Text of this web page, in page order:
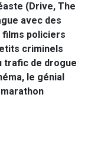
(Drive, The
avec des
policiers
criminels
trafic de drogue
le génial